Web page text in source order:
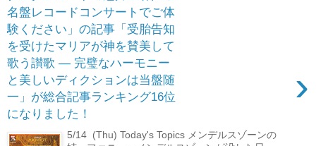
名盤レコードコンサートでご体
験ください」の記事「受胎告知
を受けたマリアが神を賛美して
歌う讃歌 ― 完璧なハーモニー
と美しいディクションは当盤随
一」が総合記事ランキング16位
になりました！
›
5/14 (Thu) Today's Topics メンデルスゾーンの